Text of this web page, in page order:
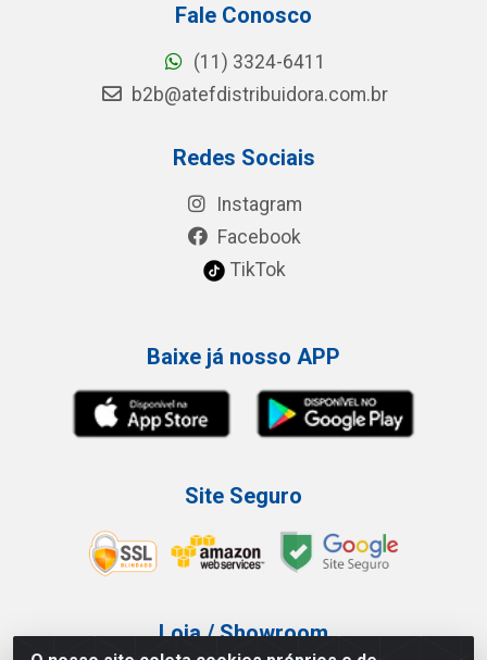
Fale Conosco
(11) 3324-6411
b2b@atefdistribuidora.com.br
Redes Sociais
Instagram
Facebook
TikTok
Baixe já nosso APP
Site Seguro
Loja / Showroom